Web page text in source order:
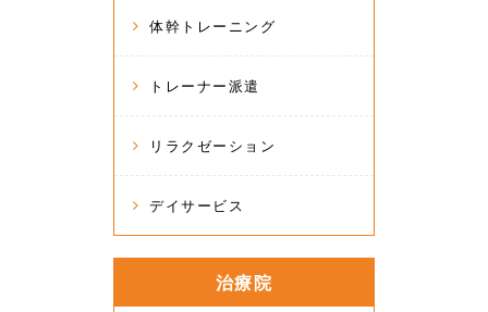
体幹トレーニング
トレーナー派遣
リラクゼーション
デイサービス
治療院